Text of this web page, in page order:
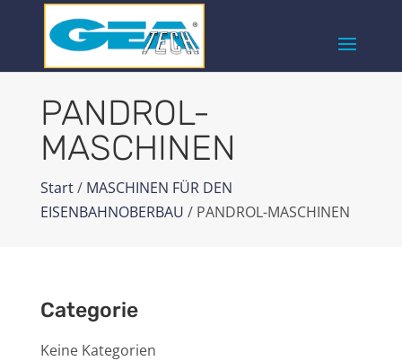
PANDROL-
MASCHINEN
Start/ MASCHINEN FÜR DEN
EISENBAHNOBERBAU / PANDROL-MASCHINEN
Categorie
Keine Kategorien